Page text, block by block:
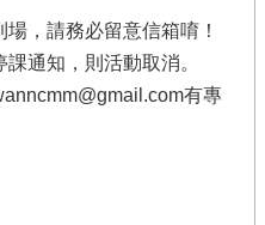
，請務必留意信箱唷！
通知，則活動取消。
有專